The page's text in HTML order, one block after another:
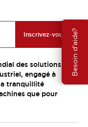
Besoin d'aide?
Inscrivez-vous
des solutions
engagé à
tranquillité
que pour